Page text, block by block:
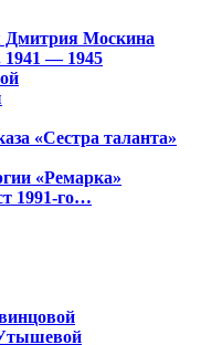
Дмитрия Москина
1941 — 1945
«Сестра таланта»
«Ремарка»
1991-го…